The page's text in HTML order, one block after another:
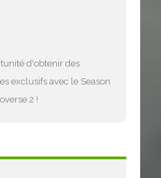
d'obtenir des
exclusifs avec le Season
2 !